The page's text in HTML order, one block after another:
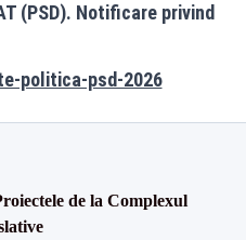
(PSD). Notificare privind
politica-psd-2026
de la Complexul